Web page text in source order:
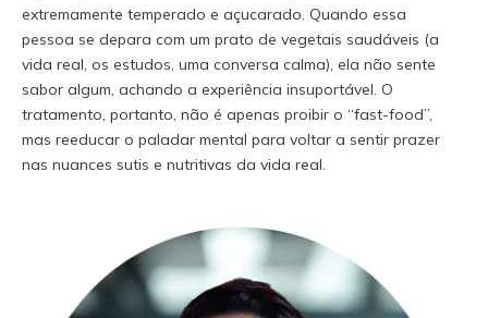
extremamente temperado e açucarado. Quando essa
pessoa se depara com um prato de vegetais saudáveis (a
vida real, os estudos, uma conversa calma), ela não sente
sabor algum, achando a experiência insuportável. O
tratamento, portanto, não é apenas proibir o “fast-food”,
mas reeducar o paladar mental para voltar a sentir prazer
nas nuances sutis e nutritivas da vida real.